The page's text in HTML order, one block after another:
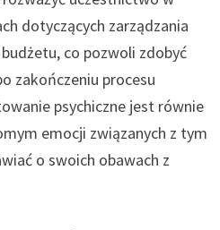
dotyczących zarządzania
co pozwoli zdobyć
zakończeniu procesu
psychiczne jest równie
emocji związanych z tym
o swoich obawach z